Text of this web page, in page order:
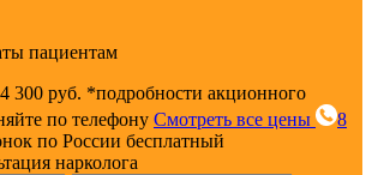
пациентам
4 300 руб. *подробности акционного
по телефону Смотреть все цены
8
по России бесплатный
нарколога